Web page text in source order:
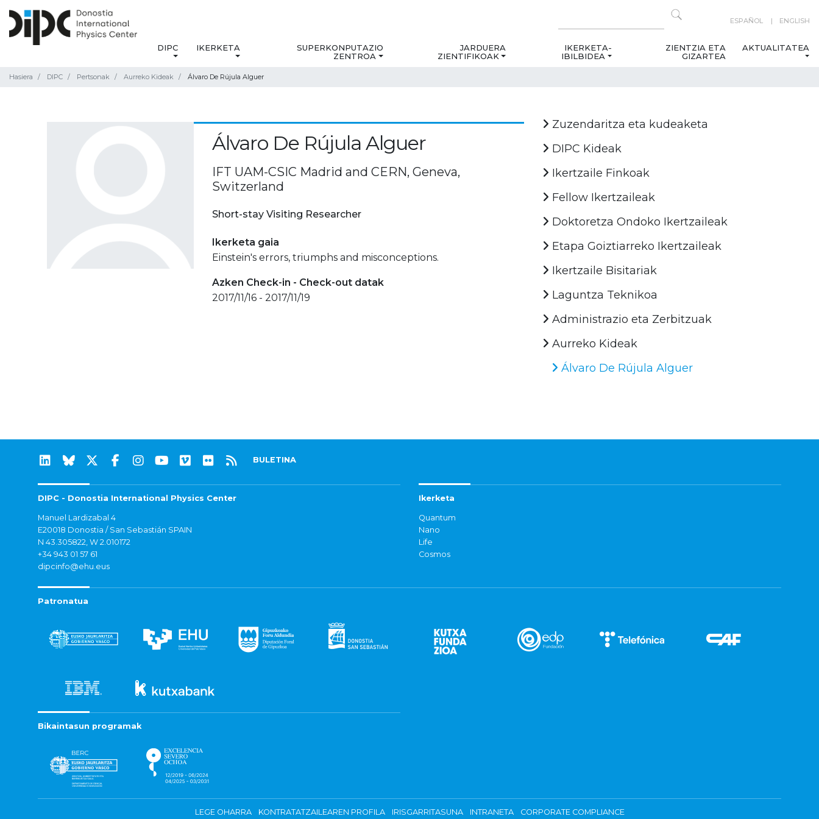
ESPAÑOL ENGLISH
DIPC IKERKETA
SUPERKONPUTAZIO
ZENTROA
JARDUERA
ZIENTIFIKOAK
IKERKETA-
IBILBIDEA
ZIENTZIA ETA
GIZARTEA
AKTUALITATEA
Hasiera DIPC Pertsonak Aurreko Kideak Álvaro De Rújula Alguer
Álvaro De Rújula Alguer
IFT UAM-CSIC Madrid and CERN, Geneva,
Switzerland
Short-stay Visiting Researcher
Ikerketa gaia
Einstein's errors, triumphs and misconceptions.
Azken Check-in - Check-out datak
2017/11/16 - 2017/11/19
Zuzendaritza eta kudeaketa
DIPC Kideak
Ikertzaile Finkoak
Fellow Ikertzaileak
Doktoretza Ondoko Ikertzaileak
Etapa Goiztiarreko Ikertzaileak
Ikertzaile Bisitariak
Laguntza Teknikoa
Administrazio eta Zerbitzuak
Aurreko Kideak
Álvaro De Rújula Alguer
BULETINA
DIPC - Donostia International Physics Center
Manuel Lardizabal 4
E20018 Donostia / San Sebastián SPAIN
N 43.305822, W 2.010172
+34 943 01 57 61
dipcinfo@ehu.eus
Ikerketa
Quantum
Nano
Life
Cosmos
Patronatua
Bikaintasun programak
LEGE OHARRA KONTRATATZAILEAREN PROFILA IRISGARRITASUNA INTRANETA CORPORATE COMPLIANCE